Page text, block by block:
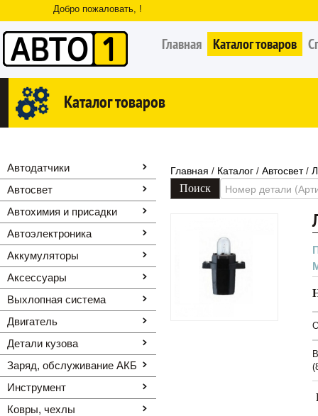
Добро пожаловать, !
Главная Каталог товаров
Каталог товаров
Автодатчики
Автосвет
Автохимия и присадки
Автоэлектроника
Аккумуляторы
Аксессуары
Выхлопная система
Двигатель
Детали кузова
Заряд, обслуживание АКБ
Инструмент
Ковры, чехлы
Главная / Каталог / Автосвет/